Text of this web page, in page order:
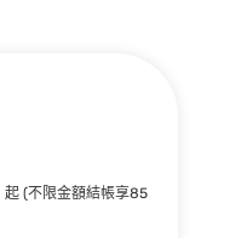
起 (不限金額結帳享85